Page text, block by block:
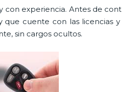
experiencia. Antes de
cuente con las licencias
sin cargos ocultos.